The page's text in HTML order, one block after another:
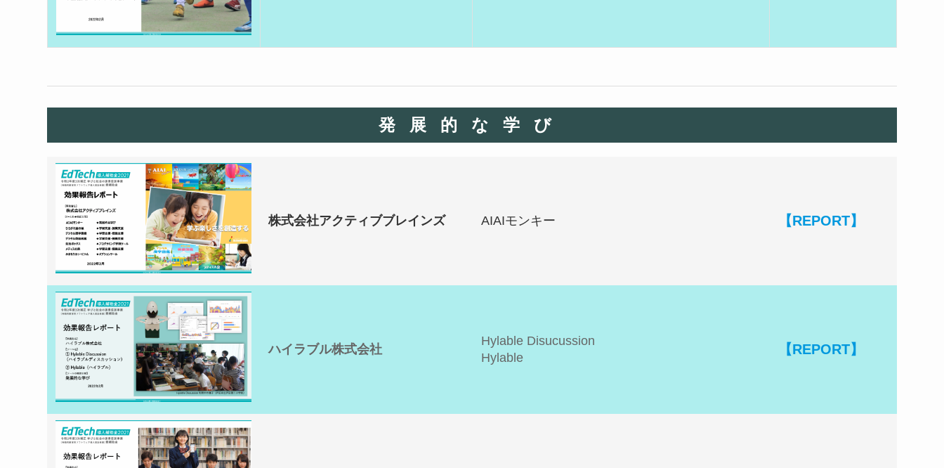
発展的な学び
株式会社アクティブブレインズ AIAIモンキー 【REPORT】
ハイラブル株式会社
Hylable Disucussion
Hylable
【REPORT】